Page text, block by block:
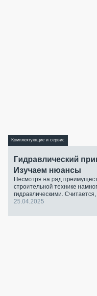
Комплектующие и сервис
Гидравлический
Изучаем нюансы
Несмотря на ряд
строительной технике
гидравлическими. Считается,
25.04.2025